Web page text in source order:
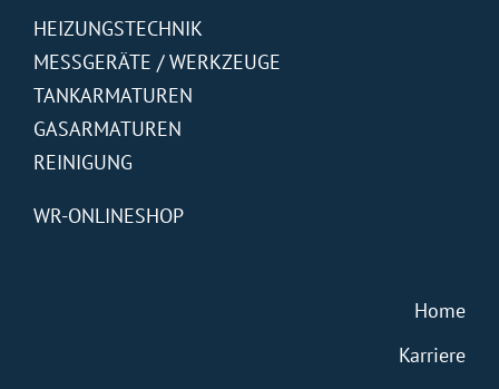
HEIZUNGSTECHNIK
MESSGERÄTE / WERKZEUGE
TANKARMATUREN
GASARMATUREN
REINIGUNG
WR-ONLINESHOP
Home
Karriere